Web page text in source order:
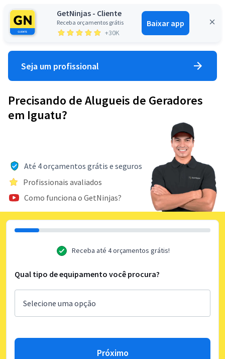
GetNinjas - Cliente
Receba orçamentos grátis
+30K
Baixar app
Entrar
Seja um profissional
Precisando de Alugueis de Geradores
em Iguatu?
Até 4 orçamentos grátis e seguros
Profissionais avaliados
Como funciona o GetNinjas?
Receba até 4 orçamentos grátis!
Qual tipo de equipamento você procura?
Próximo